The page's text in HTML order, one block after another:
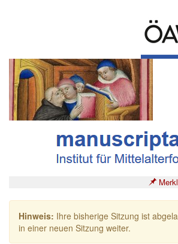
Hinweis: Ihre bisherige Sitzung ist
in einer neuen Sitzung weiter.